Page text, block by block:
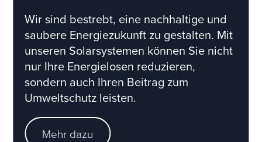
Wir sind bestrebt, eine nachhaltige und
saubere Energiezukunft zu gestalten. Mit
unseren Solarsystemen können Sie nicht
nur Ihre Energielosen reduzieren,
sondern auch Ihren Beitrag zum
Umweltschutz leisten.
Mehr dazu